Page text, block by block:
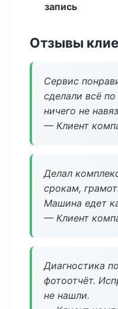
запись
Отзывы
Сервис
сделали всё
ничего не
— Клиент
Делал
срокам,
Машина едет
— Клиент
Диагностика
фотоотчёт.
не нашли.